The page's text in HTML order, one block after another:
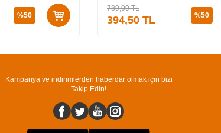
%50
789,00TL
394,50 TL %50
Kampanya ve indirimlerden haberdar olmak için bizi
Takip Edin!